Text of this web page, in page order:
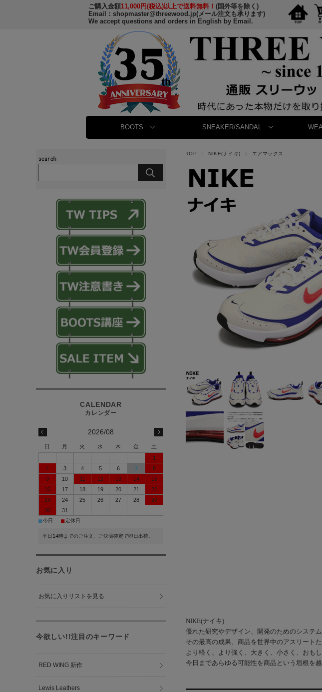
ご購入金額11,000円(税込)以上で送料無料！ (国外等を除く)
Email： shopmaster@threewood.jp(メール注文も承ります)
We accept questions and orders in English by Email.
BOOTS SNEAKER/SANDAL
TOP NIKE(ナイキ) エアマックス
NIKE(ナイキ)
優れた研究やデザイン、開発のためのシステム
その最高の成果、商品を世界中のアスリート
より軽く、より強く、大きく、小さく、おも
今日まであらゆる可能性を商品という垣根を
2026/08
日 月 火 水 木 金
土
1
2
3 4 5 6 7
8
9
10 11 12 13 14
15
16
17 18 19 20 21
22
23
24 25 26 27 28
29
30
31
■今日 ■ 定休日
平日14時までのご注文、ご決済確定で即日出荷。
お気に入り
お気に入りリストを見る
今欲しい!!注目のキーワード
RED WING 新作
Lewis Leathers